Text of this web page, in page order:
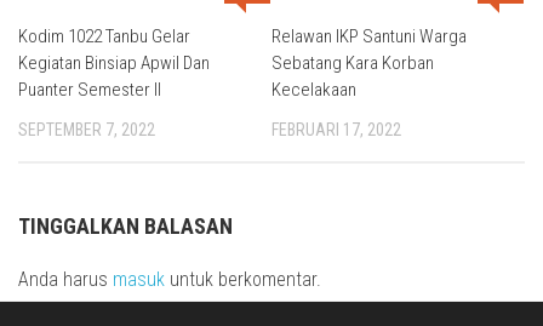
Kodim 1022 Tanbu Gelar
Kegiatan Binsiap Apwil Dan
Puanter Semester II
SEPTEMBER 7, 2022
Relawan IKP Santuni Warga
Sebatang Kara Korban
Kecelakaan
FEBRUARI 17, 2022
TINGGALKAN BALASAN
Anda harus masuk untuk berkomentar.